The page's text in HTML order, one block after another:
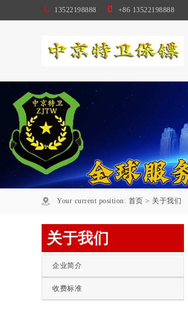
13522198888 +86 13522198888
Your current position: 首页 > 关于我们
关于我们
企业简介
收费标准